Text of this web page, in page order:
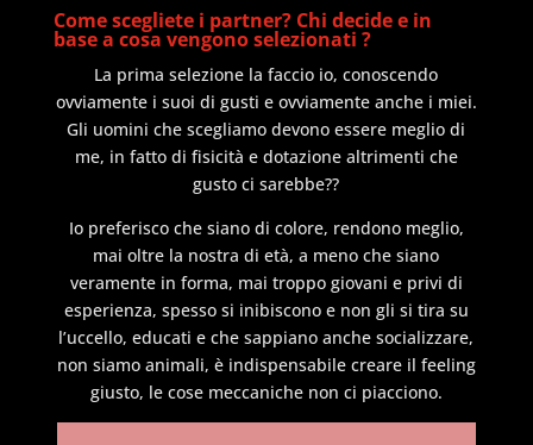
Come scegliete i partner? Chi decide e in
base a cosa vengono selezionati ?
La prima selezione la faccio io, conoscendo
ovviamente i suoi di gusti e ovviamente anche i miei.
Gli uomini che scegliamo devono essere meglio di
me, in fatto di fisicità e dotazione altrimenti che
gusto ci sarebbe??
Io preferisco che siano di colore, rendono meglio,
mai oltre la nostra di età, a meno che siano
veramente in forma, mai troppo giovani e privi di
esperienza, spesso si inibiscono e non gli si tira su
l’uccello, educati e che sappiano anche socializzare,
non siamo animali, è indispensabile creare il feeling
giusto, le cose meccaniche non ci piacciono.